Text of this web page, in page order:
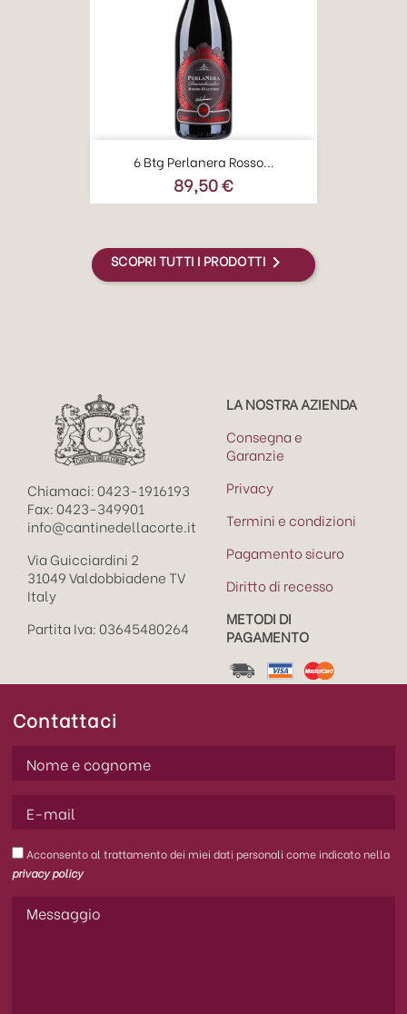
6 Btg Perlanera Rosso...
Prezzo
89,50 €
SCOPRI TUTTI I PRODOTTI 
Chiamaci: 0423-1916193
Fax: 0423-349901
info@cantinedellacorte.it
Via Guicciardini 2
31049 Valdobbiadene TV
Italy
Partita Iva: 03645480264
LA NOSTRA AZIENDA
Consegna e
Garanzie
Privacy
Termini e condizioni
Pagamento sicuro
Diritto di recesso
METODI DI
PAGAMENTO
Contattaci
Acconsento al trattamento dei miei dati personali come indicato nella
privacy policy